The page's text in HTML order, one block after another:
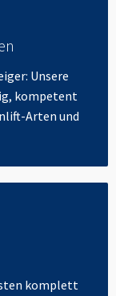
Unsere
kompetent
Arten und
komplett